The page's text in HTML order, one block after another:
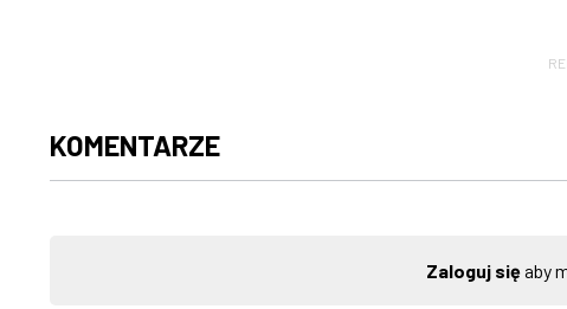
KOMENTARZE
Zaloguj sięaby